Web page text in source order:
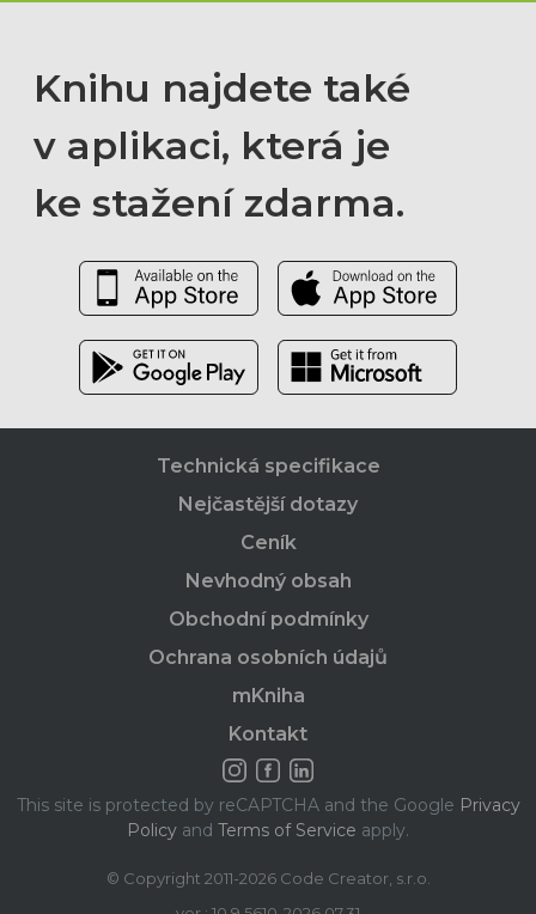
Knihu najdete také
v aplikaci, která je
ke stažení zdarma.
Technická specifikace
Nejčastější dotazy
Ceník
Nevhodný obsah
Obchodní podmínky
Ochrana osobních údajů
mKniha
Kontakt
This site is protected by reCAPTCHA and the Google Privacy
Policy and Terms of Service apply.
© Copyright 2011-2026 Code Creator, s.r.o.